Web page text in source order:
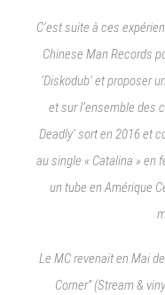
C’est suite à ces
Chinese Man Records
‘Diskodub’ et proposer
et sur l’ensemble des
Deadly’ sort en 2016 et
au single « Catalina » en
un tube en Amérique
Le MC revenait en Mai
Corner” (Stream &